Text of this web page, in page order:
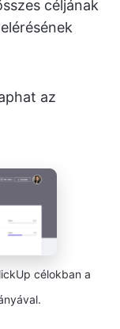
céljának
az
célokban a